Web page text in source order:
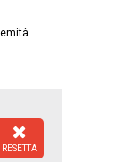
RESETTA